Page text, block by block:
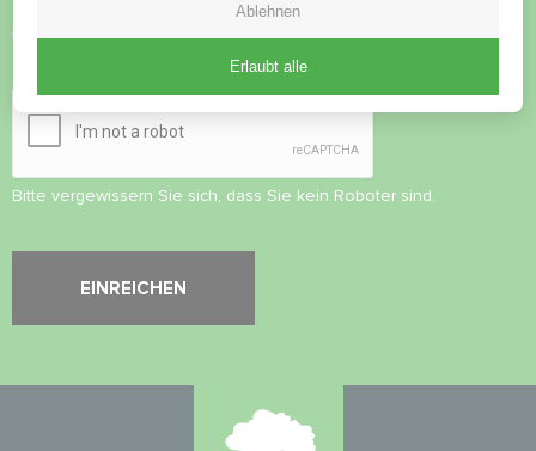
Datenschutzbestimmungenakzeptieren
Bitte vergewissern Sie sich, dass Sie kein Roboter sind.
Ablehnen
Erlaubt alle